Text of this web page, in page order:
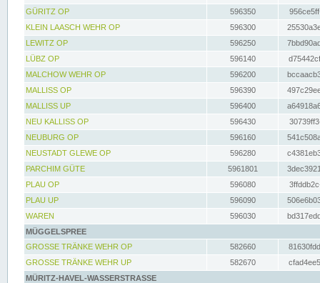
GÜRITZ OP
596350
KLEIN LAASCH WEHR OP
596300
LEWITZ OP
596250
LÜBZ OP
596140
MALCHOW WEHR OP
596200
MALLISS OP
596390
MALLISS UP
596400
NEU KALLISS OP
596430
NEUBURG OP
596160
NEUSTADT GLEWE OP
596280
PARCHIM GÜTE
5961801
PLAU OP
596080
PLAU UP
596090
WAREN
596030
MÜGGELSPREE
GROSSE TRÄNKE WEHR OP
582660
GROSSE TRÄNKE WEHR UP
582670
MÜRITZ-HAVEL-WASSERSTRASSE